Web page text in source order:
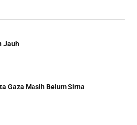
Jauh
Gaza Masih Belum Sirna